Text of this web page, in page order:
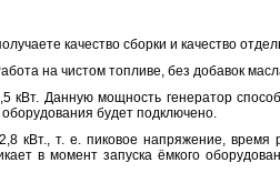
качество сборки и качество
на чистом топливе, без добавок
Данную мощность генератор
будет подключено.
кВт., т. е. пиковое напряжение, время
в момент запуска ёмкого